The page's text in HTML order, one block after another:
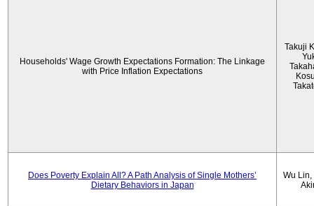
Households' Wage Growth Expectations Formation: The Linkage
with Price Inflation Expectations
Takuji
Does Poverty Explain All? A Path Analysis of Single Mothers’
Dietary Behaviors in Japan
Wu Lin,